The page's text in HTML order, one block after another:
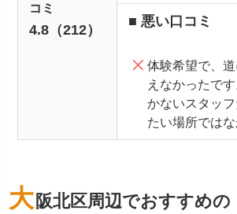
コミ
4.8（212）
■ 悪い口コミ
体験希望で、
えなかったで
かないスタッ
たい場所では
大 阪北区周辺でおすすめの